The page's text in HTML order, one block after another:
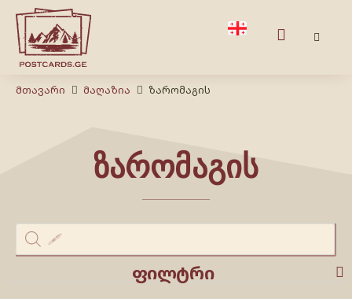
Მთავარი Მაღაზია ზარომაგის
ზარომაგის
ფილტრი